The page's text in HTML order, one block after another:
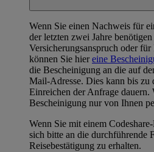
Wenn Sie einen Nachweis für
der letzten zwei Jahre
Versicherungsanspruch oder
können Sie hiereine
die Bescheinigung an die auf
Mail-Adresse. Dies kann bis zu
Einreichen der Anfrage
Bescheinigung nur von Ihnen
Wenn Sie mit einem
sich bitte an die durchführende
Reisebestätigung zu erhalten.